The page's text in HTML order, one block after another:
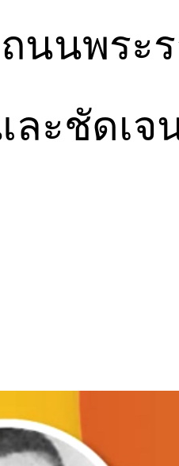
นนพระ
ละชัดเจ